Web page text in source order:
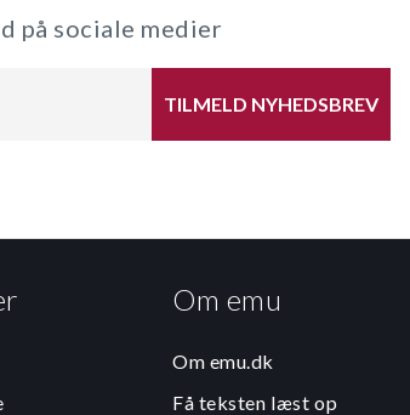
på sociale medier
TILMELD NYHEDSBREV
Om emu
Om emu.dk
Få teksten læst op